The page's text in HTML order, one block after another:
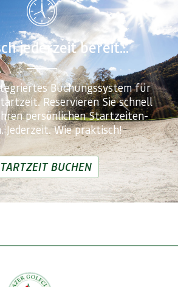
jederzeit bereit...
Buchungssystem für
Reservieren Sie schnell
persönlichen Startzeiten-
Jederzeit. Wie praktisch!
BUCHEN